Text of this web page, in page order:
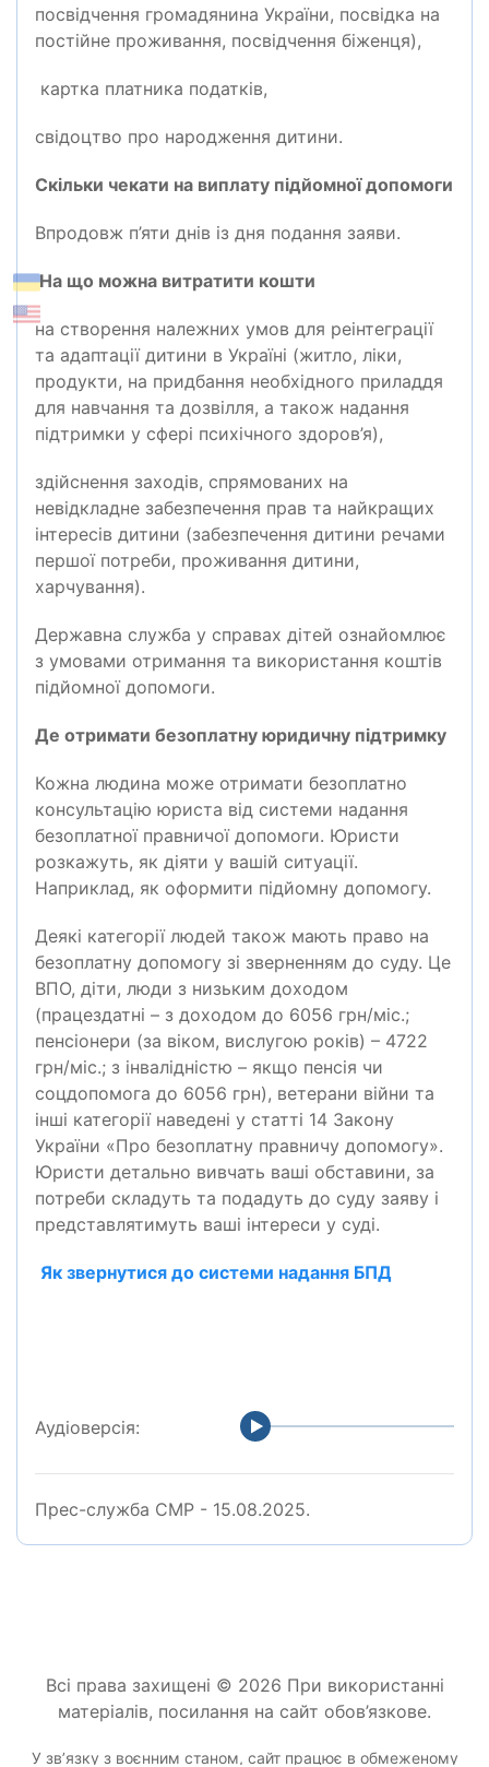
посвідчення громадянина України, посвідка на
постійне проживання, посвідчення біженця),
картка платника податків,
свідоцтво про народження дитини.
Скільки чекати на виплату підйомної допомоги
Впродовж п’яти днів із дня подання заяви.
На що можна витратити кошти
на створення належних умов для реінтеграції
та адаптації дитини в Україні (житло, ліки,
продукти, на придбання необхідного приладдя
для навчання та дозвілля, а також надання
підтримки у сфері психічного здоров’я),
здійснення заходів, спрямованих на
невідкладне забезпечення прав та найкращих
інтересів дитини (забезпечення дитини речами
першої потреби, проживання дитини,
харчування).
Державна служба у справах дітей ознайомлює
з умовами отримання та використання коштів
підйомної допомоги.
Де отримати безоплатну юридичну підтримку
Кожна людина може отримати безоплатно
консультацію юриста від системи надання
безоплатної правничої допомоги. Юристи
розкажуть, як діяти у вашій ситуації.
Наприклад, як оформити підйомну допомогу.
Деякі категорії людей також мають право на
безоплатну допомогу зі зверненням до суду. Це
ВПО, діти, люди з низьким доходом
(працездатні – з доходом до 6056 грн/міс.;
пенсіонери (за віком, вислугою років) – 4722
грн/міс.; з інвалідністю – якщо пенсія чи
соцдопомога до 6056 грн), ветерани війни та
інші категорії наведені у статті 14 Закону
України «Про безоплатну правничу допомогу».
Юристи детально вивчать ваші обставини, за
потреби складуть та подадуть до суду заяву і
представлятимуть ваші інтереси у суді.
Як звернутися до системи надання БПД
Аудіоверсія:
Прес-служба СМР - 15.08.2025.
Всі права захищені © 2026 При використанні
матеріалів, посилання на сайт обов’язкове.
У звʼязку з воєнним станом, сайт працює в обмеженому